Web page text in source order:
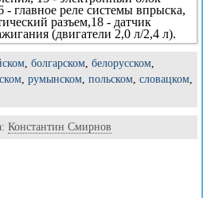
- главное реле системы впрыска,
разъем,18 - датчик
(двигатели 2,0 л/2,4 л).
болгарском белорусском
румынском польском словацком
Константин Смирнов